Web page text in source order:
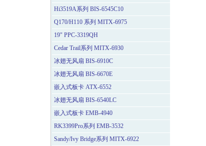
Hi3519A系列 BIS-6545C10
Q170/H110 系列 MITX-6975
19" PPC-3319QH
Cedar Trail系列 MITX-6930
冰翅无风扇 BIS-6910C
冰翅无风扇 BIS-6670E
嵌入式板卡 ATX-6552
冰翅无风扇 BIS-6540LC
嵌入式板卡 EMB-4940
RK3399Pro系列 EMB-3532
Sandy/Ivy Bridge系列 MITX-6922